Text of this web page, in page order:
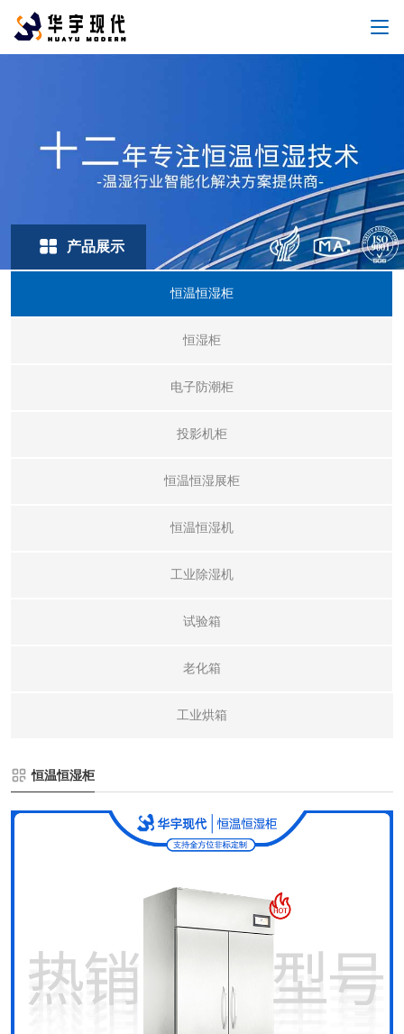
产品展示
恒温恒湿柜
恒湿柜
电子防潮柜
投影机柜
恒温恒湿展柜
恒温恒湿机
工业除湿机
试验箱
老化箱
工业烘箱
恒温恒湿柜